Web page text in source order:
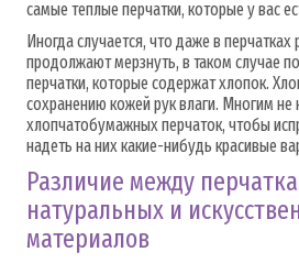
самые теплые перчатки, которые у вас
Иногда случается, что даже в перчатках
продолжают мерзнуть, в таком случае
перчатки, которые содержат хлопок.
сохранению кожей рук влаги. Многим не
хлопчатобумажных перчаток, чтобы
надеть на них какие-нибудь красивые
Различие между
натуральных и
материалов